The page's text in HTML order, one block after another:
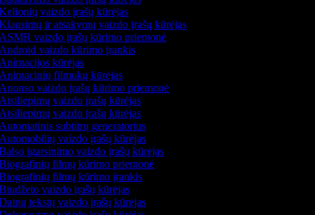
vaizdo įrašų kūrėjas
ir atsakymų vaizdo įrašų kūrėjas
vaizdo įrašų kūrimo priemonė
vaizdo kūrimo įrankis
kūrėjas
filmukų kūrėjas
vaizdo įrašų kūrimo priemonė
vaizdo įrašų kūrėjas
vaizdo įrašų kūrėjas
subtitrų generatorius
vaizdo įrašų kūrėjas
įgarsinimo vaizdo įrašų kūrėjas
filmų kūrimo priemonė
filmų kūrimo įrankis
vaizdo įrašų kūrėjas
tekstų vaizdo įrašų kūrėjas